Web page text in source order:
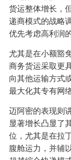
货运整体增长，
递商模式的战略
优先考虑高利润
尤其是在小额豁
商务货运采取更
向其他运输方式
最大化其专有网
迈阿密的表现则
显著增长凸显了
位，尤其是在拉
腹舱运力，并辅